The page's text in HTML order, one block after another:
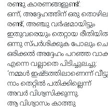
രണ്ടു കാരണങ്ങളുണ്ട്:
ഒന്ന്, അദ്ദേഹത്തിന് ഒരു
രണ്ട്, അഞ്ചു വർഷമായിട്ടും
ഇതുവരെയും തെറ്റായ
ഒന്നു സ്പർശിക്കുക പോലും
ഒരിക്കൽ അദ്ദേഹം പറഞ്ഞ
എന്നെ വല്ലാതെ പിടിച്ചുലച്ചു:
‘നമ്മൾ ഇഷ്ടത്തിലാണെന്ന്
നാം തെറ്റിൽ പതിക്കില്ലെന്ന്
അവർ വിശ്വസിക്കുന്നു.
ആ വിശ്വാസം കാത്തു